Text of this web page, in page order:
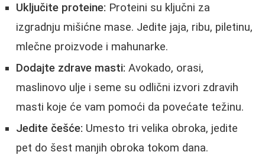
Uključite proteine: Proteini su ključni za
izgradnju mišićne mase. Jedite jaja, ribu, piletinu,
mlečne proizvode i mahunarke.
Dodajte zdrave masti: Avokado, orasi,
maslinovo ulje i seme su odlični izvori zdravih
masti koje će vam pomoći da povećate težinu.
Jedite češće: Umesto tri velika obroka, jedite
pet do šest manjih obroka tokom dana.